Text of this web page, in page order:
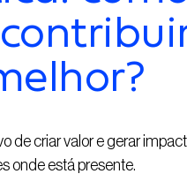
de criar valor e gerar
onde está presente.